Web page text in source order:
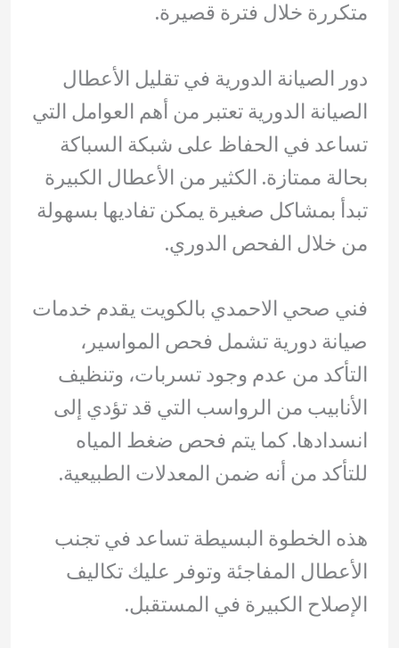
متكررة خلال فترة قصيرة.
دور الصيانة الدورية في تقليل الأعطال
الصيانة الدورية تعتبر من أهم العوامل التي
تساعد في الحفاظ على شبكة السباكة
بحالة ممتازة. الكثير من الأعطال الكبيرة
تبدأ بمشاكل صغيرة يمكن تفاديها بسهولة
من خلال الفحص الدوري.
فني صحي الاحمدي بالكويت يقدم خدمات
صيانة دورية تشمل فحص المواسير،
التأكد من عدم وجود تسربات، وتنظيف
الأنابيب من الرواسب التي قد تؤدي إلى
انسدادها. كما يتم فحص ضغط المياه
للتأكد من أنه ضمن المعدلات الطبيعية.
هذه الخطوة البسيطة تساعد في تجنب
الأعطال المفاجئة وتوفر عليك تكاليف
الإصلاح الكبيرة في المستقبل.